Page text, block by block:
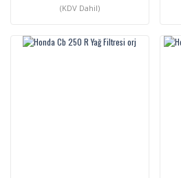
(KDV Dahil)